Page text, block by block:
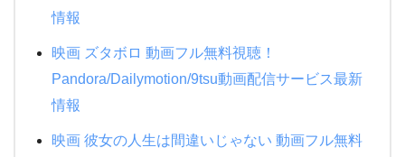
情報
映画 ズタボロ 動画フル無料視聴！
Pandora/Dailymotion/9tsu動画配信サービス最新
情報
映画 彼女の人生は間違いじゃない 動画フル無料